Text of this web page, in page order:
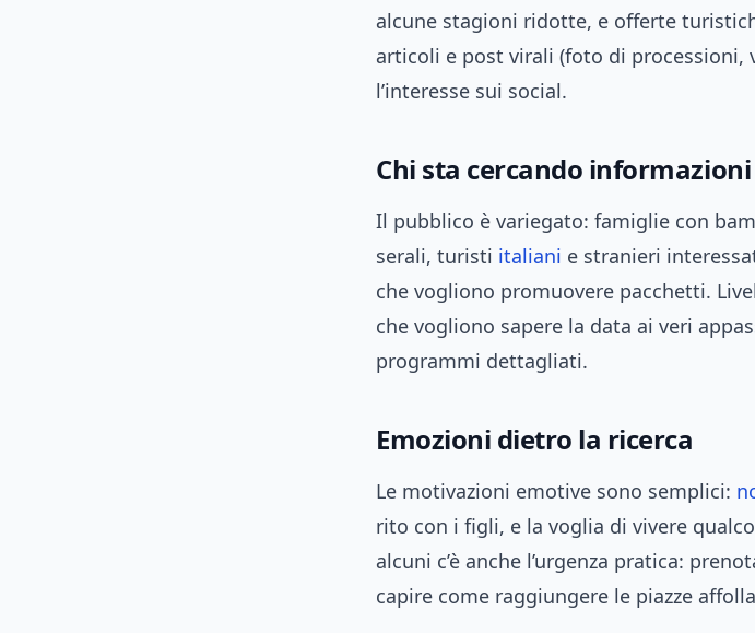
alcune stagioni ridotte, e offerte
articoli e post virali (foto di processioni,
l’interesse sui social.
Chi sta cercando
Il pubblico è variegato: famiglie con
serali, turisti italiani e stranieri
che vogliono promuovere pacchetti.
che vogliono sapere la data ai veri
programmi dettagliati.
Emozioni dietro la ricerca
Le motivazioni emotive sono semplici:
rito con i figli, e la voglia di vivere
alcuni c’è anche l’urgenza pratica:
capire come raggiungere le piazze